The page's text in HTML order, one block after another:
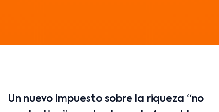
Un nuevo impuesto sobre la riqueza “no